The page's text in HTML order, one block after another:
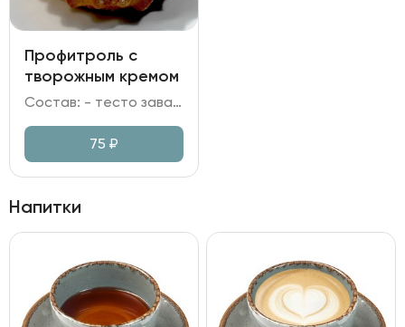
Профитроль с
творожным кремом
Состав: - тесто заварное; - крем на сливках и творожном сыре; - сахарная пудра.
75 ₽
Напитки